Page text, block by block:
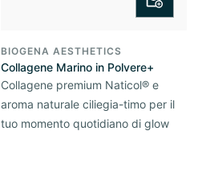
BIOGENA AESTHETICS
Collagene Marino in Polvere+
Collagene premium Naticol® e
aroma naturale ciliegia-timo per il
tuo momento quotidiano di glow